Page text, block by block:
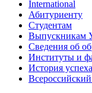
International
Абитуриенту
Студентам
Сведения об
Институты и
История успеха